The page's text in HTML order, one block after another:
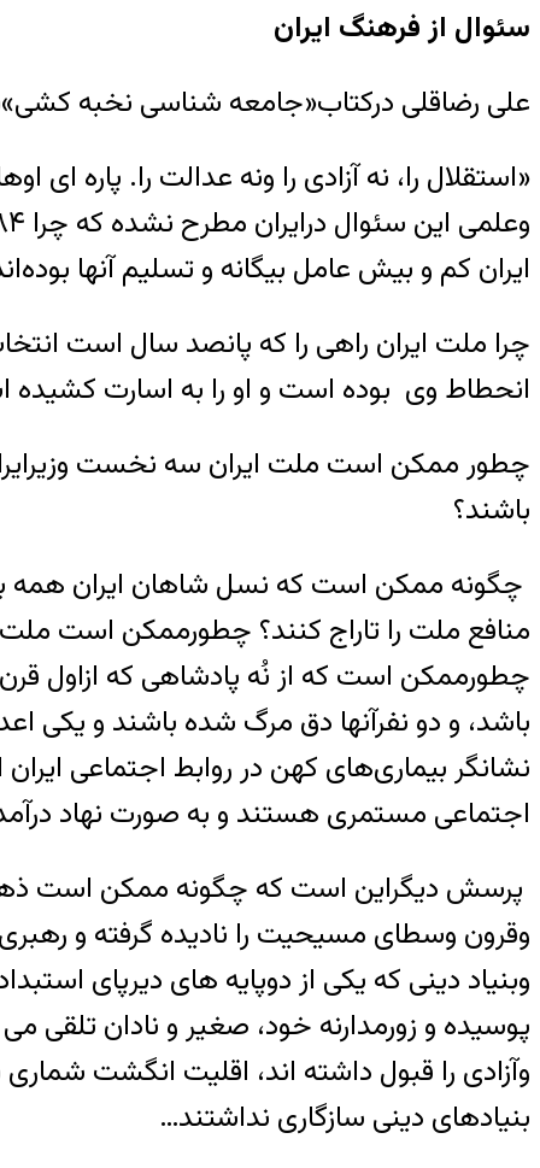
سئوال از فرهنگ ایران
علی رضاقلی درکتاب«جامعه شناسی نخبه کشی»سئوالی که
«استقلال را، نه آزادی را ونه عدالت را. پاره
ایران کم و بیش عامل بیگانه و تسلیم آنها
چرا ملت ایران راهی را که پانصد سال است
انحطاط وی بوده است و او را به اسارت
چطور ممکن است ملت ایران سه نخست وزیرایران
باشند؟
چگونه ممکن است که نسل شاهان ایران همه
منافع ملت را تاراج کنند؟ چطورممکن است
چطورممکن است که از نُه پادشاهی که ازاول
باشد، و دو نفرآنها دق مرگ شده باشند و یکی
نشانگر بیماری‌های کهن در روابط اجتماعی
اجتماعی مستمری هستند و به صورت نهاد
پرسش دیگراین است که چگونه ممکن است
وقرون وسطای مسیحیت را نادیده گرفته و
وبنیاد دینی که یکی از دوپایه های دیرپای
پوسیده و زورمدارنه خود، صغیر و نادان تلقی
وآزادی را قبول داشته اند، اقلیت انگشت
بنیادهای دینی سازگاری نداشتند…